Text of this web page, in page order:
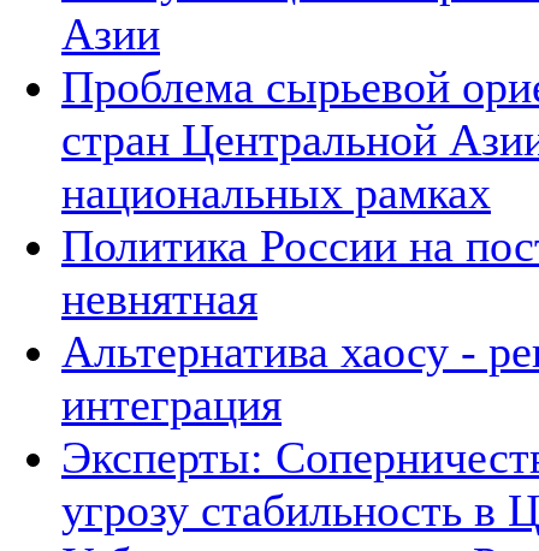
Азии
Проблема сырьевой
стран Центральной
национальных рамках
Политика России на
невнятная
Альтернатива хаосу -
интеграция
Эксперты:
угрозу стабильность в